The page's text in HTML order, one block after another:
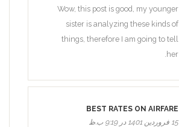
Wow, this post is good, my younger
sister is analyzing these kinds of
things, therefore I am going to tell
her.
BEST RATES ON AIRFARE
15 فروردین 1401 در 9:19 ب.ظ